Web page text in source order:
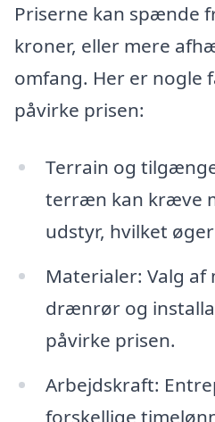
Priserne kan spænde
kroner, eller mere
omfang. Her er nogle
påvirke prisen:
Terrain og
terræn kan kræve
udstyr, hvilket
Materialer: Valg
drænrør og
påvirke prisen.
Arbejdskraft:
forskellige